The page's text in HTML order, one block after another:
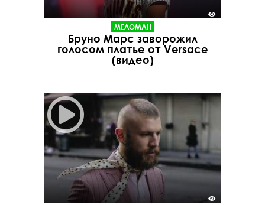
МЕЛОМАН
Бруно Марс заворожил
голосом платье от Versace
(видео)